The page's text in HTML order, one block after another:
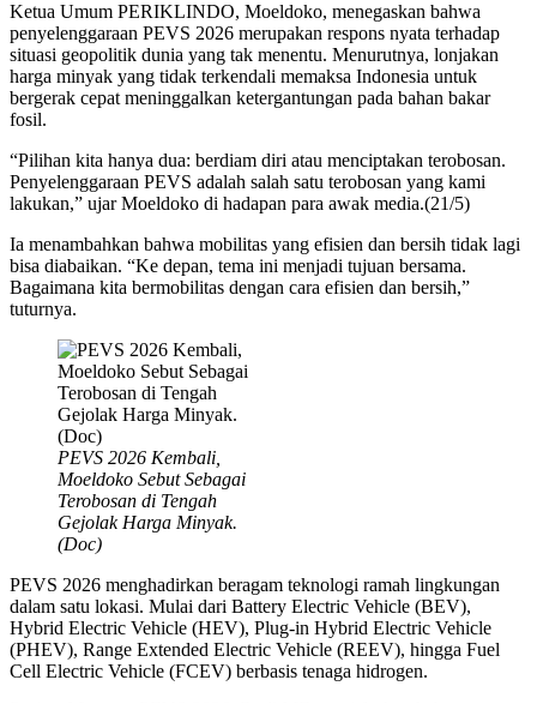
Ketua Umum PERIKLINDO, Moeldoko, menegaskan bahwa
penyelenggaraan PEVS 2026 merupakan respons nyata terhadap
situasi geopolitik dunia yang tak menentu. Menurutnya, lonjakan
harga minyak yang tidak terkendali memaksa Indonesia untuk
bergerak cepat meninggalkan ketergantungan pada bahan bakar
fosil.
“Pilihan kita hanya dua: berdiam diri atau menciptakan terobosan.
Penyelenggaraan PEVS adalah salah satu terobosan yang kami
lakukan,” ujar Moeldoko di hadapan para awak media.(21/5)
Ia menambahkan bahwa mobilitas yang efisien dan bersih tidak lagi
bisa diabaikan. “Ke depan, tema ini menjadi tujuan bersama.
Bagaimana kita bermobilitas dengan cara efisien dan bersih,”
tuturnya.
PEVS 2026 Kembali,
Moeldoko Sebut Sebagai
Terobosan di Tengah
Gejolak Harga Minyak.
(Doc)
PEVS 2026 menghadirkan beragam teknologi ramah lingkungan
dalam satu lokasi. Mulai dari Battery Electric Vehicle (BEV),
Hybrid Electric Vehicle (HEV), Plug-in Hybrid Electric Vehicle
(PHEV), Range Extended Electric Vehicle (REEV), hingga Fuel
Cell Electric Vehicle (FCEV) berbasis tenaga hidrogen.